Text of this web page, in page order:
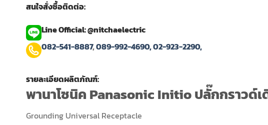
สนใจสั่งซื้อติดต่อ:
Line Official: @nitchaelectric
082-541-8887,089-992-4690,02-923-2290,
รายละเอียดผลิตภัณฑ์:
พานาโซนิค Panasonic Initio ปลั๊กกราวด์เดี่
Grounding Universal Receptacle